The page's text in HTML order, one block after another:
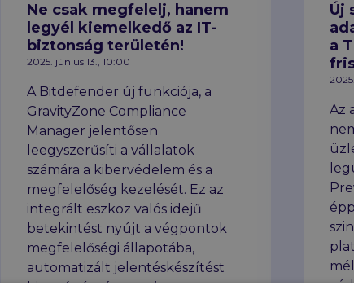
Ne csak megfelelj, hanem
legyél kiemelkedő az IT-
biztonság területén!
2025. június 13., 10:00
A Bitdefender új funkciója, a
GravityZone Compliance
Manager jelentősen
leegyszerűsíti a vállalatok
számára a kibervédelem és a
megfelelőség kezelését. Ez az
integrált eszköz valós idejű
betekintést nyújt a végpontok
megfelelőségi állapotába,
automatizált jelentéskészítést
biztosít, és támogatja a
Új
a
Az